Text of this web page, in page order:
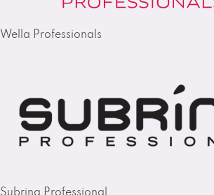
Wella Professionals
Subrina Professional